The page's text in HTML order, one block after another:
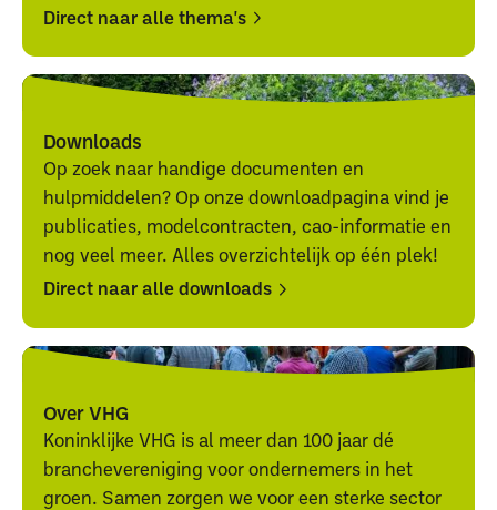
Direct naar alle thema's
Direct
naar
thema's
Direct
naar
thema's
Downloads
Op zoek naar handige documenten en
hulpmiddelen? Op onze downloadpagina vind je
publicaties, modelcontracten, cao-informatie en
nog veel meer. Alles overzichtelijk op één plek!
Direct naar alle downloads
Direct
naar
downloads
Direct
naar
downloads
Over VHG
Koninklijke VHG is al meer dan 100 jaar dé
branchevereniging voor ondernemers in het
groen. Samen zorgen we voor een sterke sector